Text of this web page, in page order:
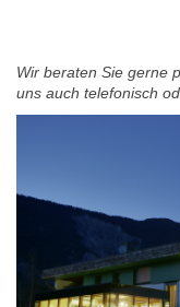
Wir beraten Sie gerne
uns auch telefonisch